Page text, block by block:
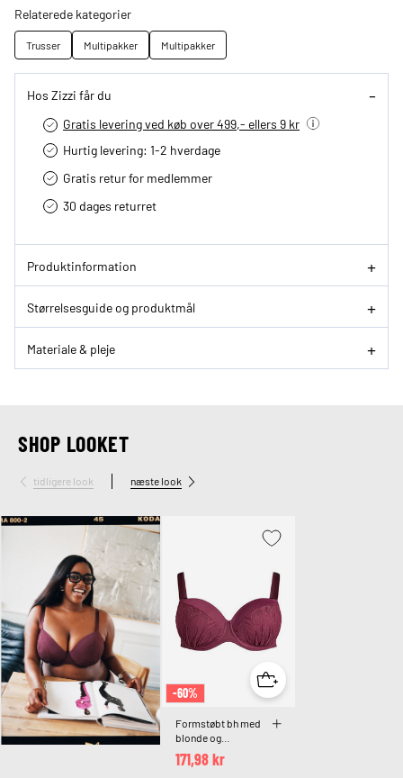
Relaterede kategorier
Trusser Multipakker Multipakker
Hos Zizzi får du
Gratis levering ved køb over 499,- ellers 9 kr
Hurtig levering­: 1-2 hverdage
Gratis retur for medlemmer
30 dages returret
Produktinformation
Størrelsesguide og produktmål
Materiale & pleje
SHOP LOOKET
tidligere look næste look
-60%
Formstøbt bh med
blonde og
draperede detaljer
171,98 kr